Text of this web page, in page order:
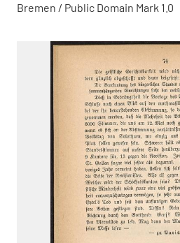
Bremen / Public Domain Mark 1.0